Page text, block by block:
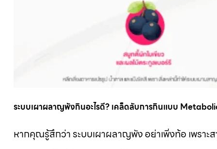
ระบบเผาผลาญพังกินอะไรดี? เคล็ดลับการกินแบบ
หากคุณรู้สึกว่า ระบบเผาผลาญพัง อย่าเพิ่งท้อ เพราะ